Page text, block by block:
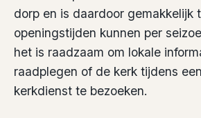
dorp en is daardoor gemakkelijk
openingstijden kunnen per
het is raadzaam om lokale
raadplegen of de kerk tijdens
kerkdienst te bezoeken.